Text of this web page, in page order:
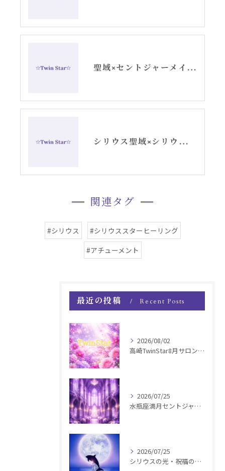
聖域×セントジャーメインGSVFオイルとシリウスメディカル波動水お知らせ
シリウス聖域×シリウススター波動水と遠隔お知らせ
関連タグ
#シリウス
#シリウススターヒーリング
#アチューメント
最近の投稿 Recent Posts
2026/08/02
高崎TwinStar8月サロンお知らせ
2026/07/25
水瓶座満月セントジャーメインGSVF遠隔お知らせ
2026/07/25
シリウスの光・祝福の波動チャージ遠隔お知らせ〜銀河新年〜